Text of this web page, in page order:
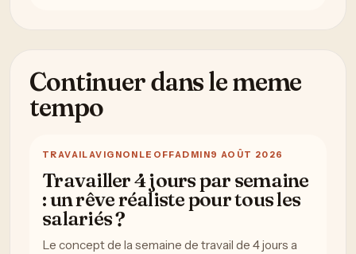
Continuer dans le meme
tempo
TRAVAILAVIGNONLEOFFADMIN9 AOÛT 2026
Travailler 4 jours par semaine
: un rêve réaliste pour tous les
salariés ?
Le concept de la semaine de travail de 4 jours a